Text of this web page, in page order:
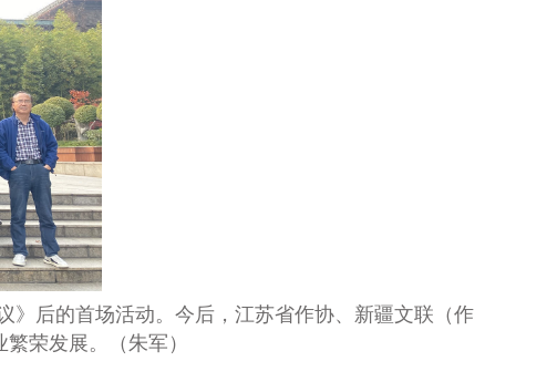
》 后的首场活动。今后， 江苏省作协、新疆文联（作
繁荣发展。（朱军）